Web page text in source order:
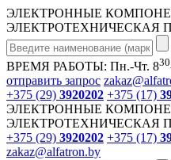
ЭЛЕКТРОННЫЕ
ЭЛЕКТРОТЕХНИЧЕСКАЯ
ВРЕМЯ РАБОТЫ: Пн.-Чт. 830
отправить запрос
+375 (29) 3920202 +375 (17)
ЭЛЕКТРОННЫЕ
ЭЛЕКТРОТЕХНИЧЕСКАЯ
+375 (29) 3920202 +375 (17)
zakaz@alfatron.by